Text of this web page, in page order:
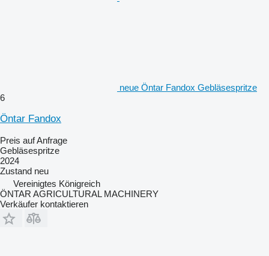
neue Öntar Fandox Gebläsespritze
6
Öntar Fandox
Preis auf Anfrage
Gebläsespritze
2024
Zustand neu
Vereinigtes Königreich
ÖNTAR AGRICULTURAL MACHINERY
Verkäufer kontaktieren